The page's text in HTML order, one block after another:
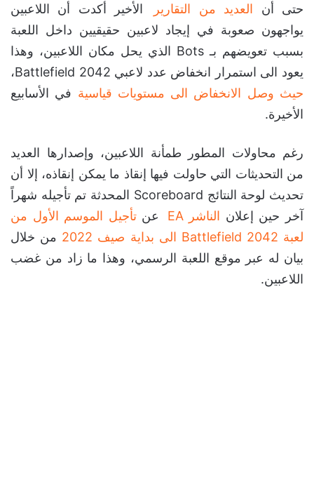
حتى أن العديد من التقارير
الأخير أكدت أن اللاعبين
يواجهون صعوبة في إيجاد لاعبين حقيقيين داخل اللعبة
بسبب تعويضهم بـ Bots الذي يحل مكان اللاعبين، وهذا
يعود الى استمرار انخفاض عدد لاعبي Battlefield 2042،
حيث وصل الانخفاض الى مستويات قياسية في الأسابيع
الأخيرة.
رغم محاولات المطور طمأنة اللاعبين، وإصدارها العديد
من التحديثات التي حاولت فيها إنقاذ ما يمكن إنقاذه، إلا أن
تحديث لوحة النتائج Scoreboard المحدثة تم تأجيله شهراً
آخر حين إعلان الناشر EA عن تأجيل الموسم الأول من
لعبة Battlefield 2042 الى بداية صيف 2022
من خلال
بيان له عبر موقع اللعبة الرسمي، وهذا ما زاد من غضب
اللاعبين.